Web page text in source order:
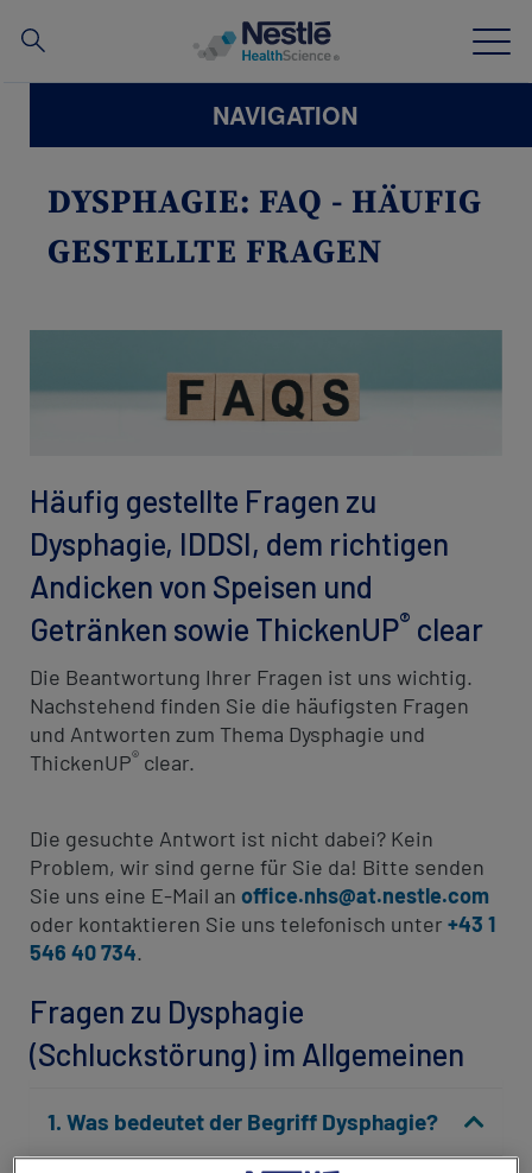
main
nach
Contact
revamp
Über uns
Unsere Mitarbeiter
Investitionen
Social
revamp
v2
Ansicht wechseln
DYSPHAGIE: FAQ - HÄUFIG
GESTELLTE FRAGEN
NAVIGATION
Häufig gestellte Fragen zu
Dysphagie, IDDSI, dem richtigen
Andicken von Speisen und
Getränken sowie ThickenUP® clear
Die Beantwortung Ihrer Fragen ist uns wichtig.
Nachstehend finden Sie die häufigsten Fragen
und Antworten zum Thema Dysphagie und
ThickenUP® clear.
Die gesuchte Antwort ist nicht dabei? Kein
Problem, wir sind gerne für Sie da! Bitte senden
Sie uns eine E-Mail an office.nhs@at.nestle.com
oder kontaktieren Sie uns telefonisch unter +43 1
546 40 734.
Fragen zu Dysphagie
(Schluckstörung) im Allgemeinen
1. Was bedeutet der Begriff Dysphagie?